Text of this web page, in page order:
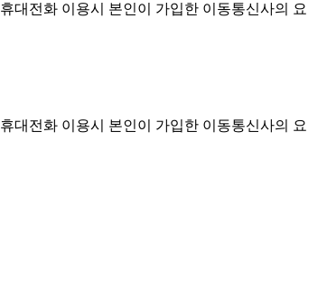
휴대전화 이용시 본인이 가입한 이동통신사의 요
휴대전화 이용시 본인이 가입한 이동통신사의 요